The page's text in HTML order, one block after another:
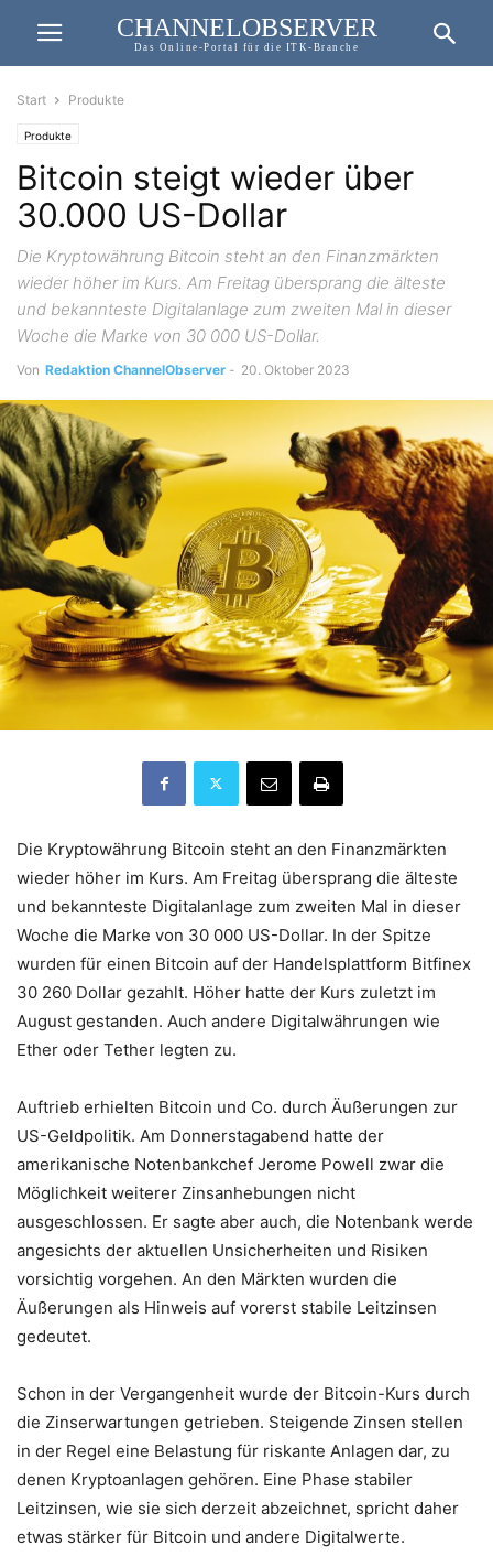
CHANNELOBSERVER
Das Online-Portal für die ITK-Branche
Start Produkte
Produkte
Bitcoin steigt wieder über
30.000 US-Dollar
Die Kryptowährung Bitcoin steht an den Finanzmärkten
wieder höher im Kurs. Am Freitag übersprang die älteste
und bekannteste Digitalanlage zum zweiten Mal in dieser
Woche die Marke von 30 000 US-Dollar.
Von Redaktion ChannelObserver - 20. Oktober 2023
Die Kryptowährung Bitcoin steht an den Finanzmärkten
wieder höher im Kurs. Am Freitag übersprang die älteste
und bekannteste Digitalanlage zum zweiten Mal in dieser
Woche die Marke von 30 000 US-Dollar. In der Spitze
wurden für einen Bitcoin auf der Handelsplattform Bitfinex
30 260 Dollar gezahlt. Höher hatte der Kurs zuletzt im
August gestanden. Auch andere Digitalwährungen wie
Ether oder Tether legten zu.
Auftrieb erhielten Bitcoin und Co. durch Äußerungen zur
US-Geldpolitik. Am Donnerstagabend hatte der
amerikanische Notenbankchef Jerome Powell zwar die
Möglichkeit weiterer Zinsanhebungen nicht
ausgeschlossen. Er sagte aber auch, die Notenbank werde
angesichts der aktuellen Unsicherheiten und Risiken
vorsichtig vorgehen. An den Märkten wurden die
Äußerungen als Hinweis auf vorerst stabile Leitzinsen
gedeutet.
Schon in der Vergangenheit wurde der Bitcoin-Kurs durch
die Zinserwartungen getrieben. Steigende Zinsen stellen
in der Regel eine Belastung für riskante Anlagen dar, zu
denen Kryptoanlagen gehören. Eine Phase stabiler
Leitzinsen, wie sie sich derzeit abzeichnet, spricht daher
etwas stärker für Bitcoin und andere Digitalwerte.